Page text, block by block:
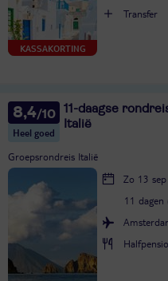
KASSAKORTING
Transfer
8,4
Heel goed
11-daagse
Italië
Groepsrondreis Italië
Zo 13
11 dagen